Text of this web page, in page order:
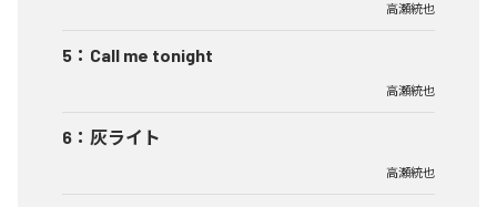
高瀬統也
5 ： Call me tonight
高瀬統也
6 ： 灰ライト
高瀬統也